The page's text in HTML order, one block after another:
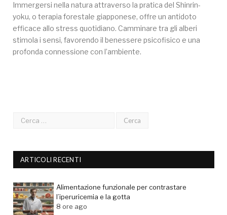
Immergersi nella natura attraverso la pratica del Shinrin-
yoku, o terapia forestale giapponese, offre un antidoto
efficace allo stress quotidiano. Camminare tra gli alberi
stimola i sensi, favorendo il benessere psicofisico e una
profonda connessione con l’ambiente.
ARTICOLI RECENTI
Alimentazione funzionale per contrastare
l’iperuricemia e la gotta
8 ore ago